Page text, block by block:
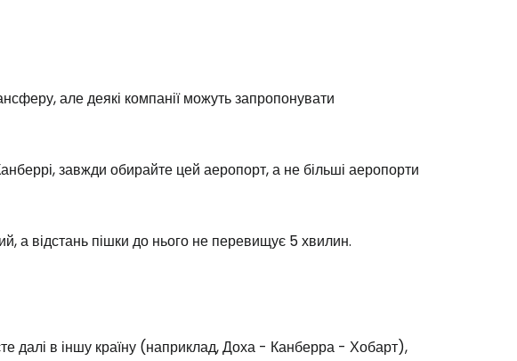
але деякі компанії можуть запропонувати
завжди обирайте цей аеропорт, а не більші аеропорти
а відстань пішки до нього не перевищує 5 хвилин.
далі в іншу країну (наприклад, Доха - Канберра - Хобарт),